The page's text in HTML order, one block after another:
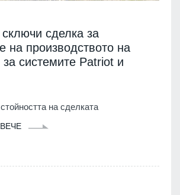
сделка за
на производството на
системите Patriot и
на сделката